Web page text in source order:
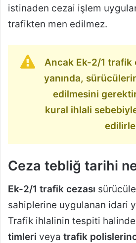
istinaden cezai işlem
trafikten men edilmez.
Ancak Ek-2/1 trafik
yanında,
edilmesini
kural ihlali
Ceza tebliğ tarihi
Ek-2/1 trafik cezası
sahiplerine uygulanan idari
Trafik ihlalinin tespiti halinde
timleri veya trafik